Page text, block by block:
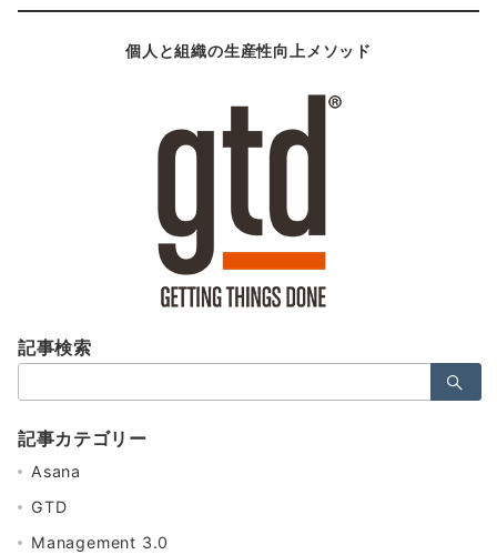
個人と組織の生産性向上メソッド
記事検索
索：
記事カテゴリー
Asana
GTD
Management 3.0